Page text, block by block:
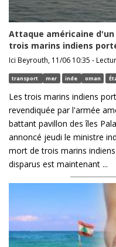
Attaque américaine
trois marins indiens
Ici Beyrouth, 11/06 10:35 -
transport mer inde oman
Les trois marins indiens
revendiquée par l'armée
battant pavillon des îles
annoncé jeudi le ministre
mort de trois marins
disparus est maintenant ...